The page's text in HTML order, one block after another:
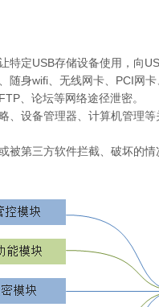
定USB存储设备使用，向
身wifi、无线网卡、PCI网
、论坛等网络途径泄密。
、设备管理器、计算机管理
第三方软件拦截、破坏的情